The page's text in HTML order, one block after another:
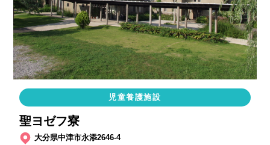
児童養護施設
聖ヨゼフ寮
大分県中津市永添2646-4